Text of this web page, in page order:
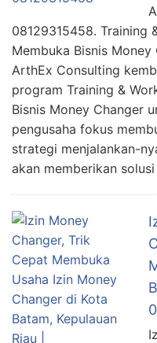
08129315458. Training
Membuka Bisnis Money
ArthEx Consulting
program Training &
Bisnis Money Changer
pengusaha fokus
strategi menjalankan-
akan memberikan